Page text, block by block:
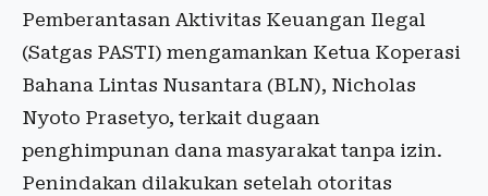
Pemberantasan Aktivitas Keuangan Ilegal
(Satgas PASTI) mengamankan Ketua Koperasi
Bahana Lintas Nusantara (BLN), Nicholas
Nyoto Prasetyo, terkait dugaan
penghimpunan dana masyarakat tanpa izin.
Penindakan dilakukan setelah otoritas